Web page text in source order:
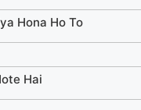
Hona Ho To
Hai